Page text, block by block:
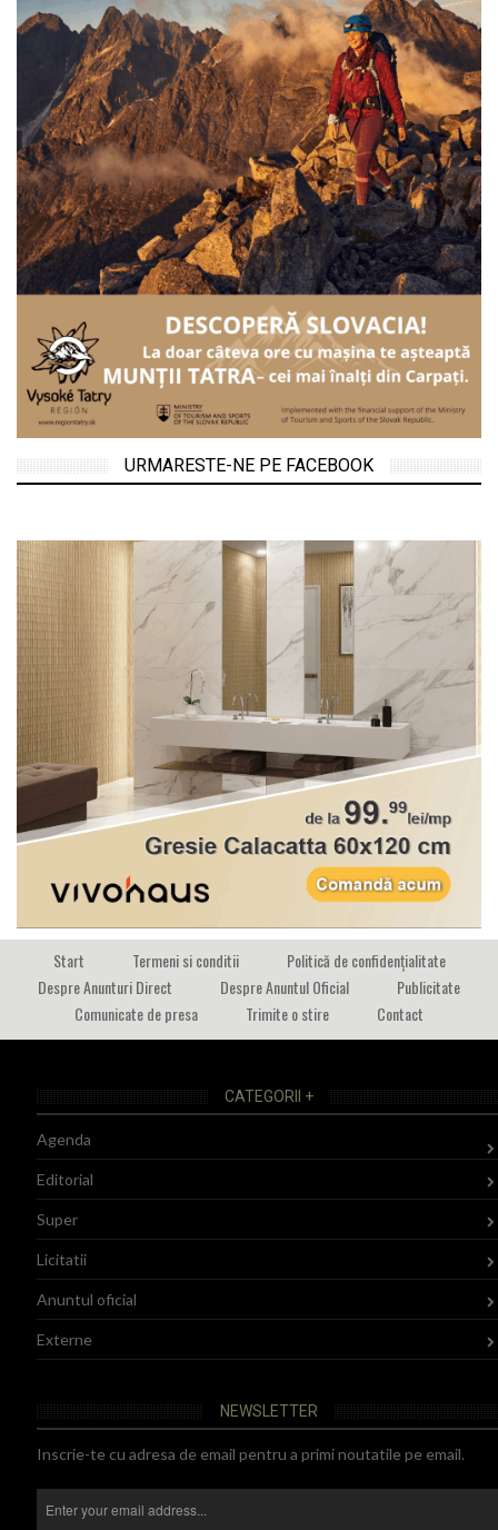
URMARESTE-NE PE FACEBOOK
Start Termeni si conditii
Politică de confidențialitate
Despre Anunturi Direct
Despre Anuntul Oficial
Publicitate
Comunicate de presa
Trimite o stire Contact
CATEGORII +
Agenda
Editorial
Super
Licitatii
Anuntul oficial
Externe
NEWSLETTER
Inscrie-te cu adresa de email pentru a primi noutatile pe email.